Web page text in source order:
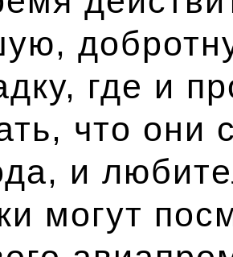
где и
что они
и
могут